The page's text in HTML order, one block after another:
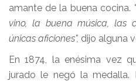
amante de la buena cocina.
vino, la buena música, las
únicas aficiones", dijo alguna
En 1874, la enésima vez
jurado le negó la medalla.